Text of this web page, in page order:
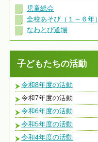
児童総会
全校あそび（１～６年）
なわとび道場
子どもたちの活動
令和8年度の活動
令和7年度の活動
令和6年度の活動
令和5年度の活動
令和4年度の活動